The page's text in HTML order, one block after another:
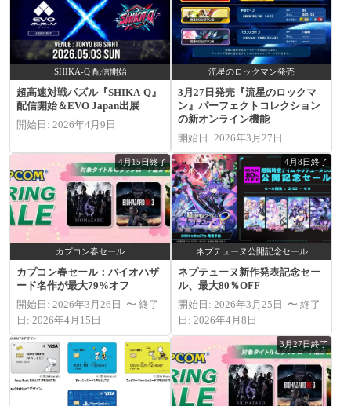
SHIKA-Q 配信開始
超高速対戦パズル『SHIKA-Q』
配信開始＆EVO Japan出展
開始日: 2026年4月9日
流星のロックマン発売
3月27日発売『流星のロックマ
ン』パーフェクトコレクション
の新オンライン機能
開始日: 2026年3月27日
4月15日終了
カプコン春セール
カプコン春セール：バイオハザ
ード名作が最大79%オフ
開始日: 2026年3月26日 〜 終了
日: 2026年4月15日
4月8日終了
ネプテューヌ公開記念セール
ネプテューヌ新作発表記念セー
ル、最大80％OFF
開始日: 2026年3月25日 〜 終了
日: 2026年4月8日
3月27日終了